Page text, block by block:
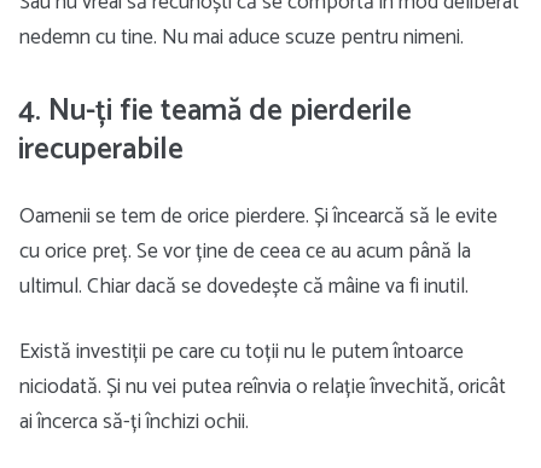
nedemn cu tine. Nu mai aduce scuze pentru nimeni.
4. Nu-ți fie teamă de pierderile
irecuperabile
Oamenii se tem de orice pierdere. Și încearcă să le evite
cu orice preț. Se vor ține de ceea ce au acum până la
ultimul. Chiar dacă se dovedește că mâine va fi inutil.
Există investiții pe care cu toții nu le putem întoarce
niciodată. Și nu vei putea reînvia o relație învechită, oricât
ai încerca să-ți închizi ochii.